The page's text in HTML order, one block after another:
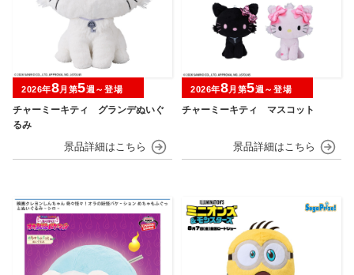
チャーミーキティ グランデぬいぐ
るみ
2026年8月第5週～登場
チャーミーキティ マスコット
2026年8月第5週～登場